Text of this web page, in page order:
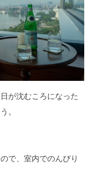
が沈むころになった
。
で、室内でのんびり